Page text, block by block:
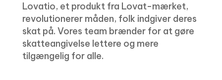
Lovatio, et produkt fra Lovat-mærket,
revolutionerer måden, folk indgiver deres
skat på. Vores team brænder for at gøre
skatteangivelse lettere og mere
tilgængelig for alle.